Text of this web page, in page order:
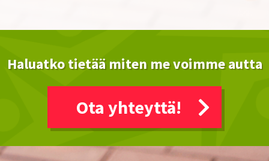
Haluatko tietää miten me voimme autta
Ota yhteyttä!